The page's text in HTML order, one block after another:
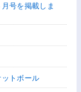
号を掲載しま
トボール